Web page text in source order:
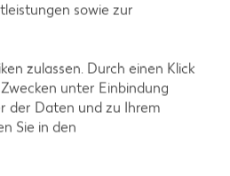
Avocado-
Erdbeer-
Blaubeer-
Bananen-
sowie zur
zulassen. Durch einen Klick
unter Einbindung
der Daten und zu Ihrem
Sie in den